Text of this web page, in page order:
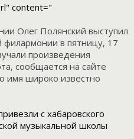
content="
Олег Полянский выступил
филармонии в пятницу, 17
произведения
сообщается на сайте
имя широко известно